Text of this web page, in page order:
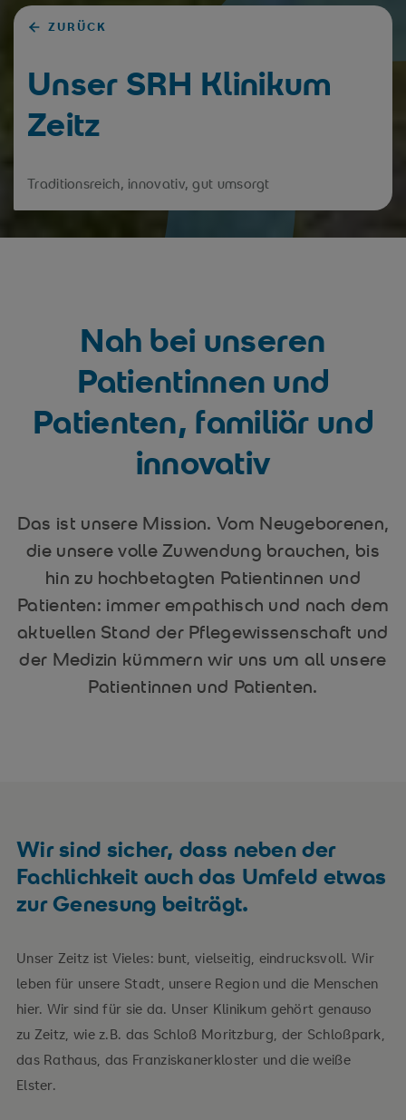
ZURÜCK
Unser SRH Klinikum
Zeitz
Traditionsreich, innovativ, gut umsorgt
Nah bei unseren
Patientinnen und
Patienten, familiär und
innovativ
Das ist unsere Mission. Vom Neugeborenen,
die unsere volle Zuwendung brauchen, bis
hin zu hochbetagten Patientinnen und
Patienten: immer empathisch und nach dem
aktuellen Stand der Pflegewissenschaft und
der Medizin kümmern wir uns um all unsere
Patientinnen und Patienten.
Wir sind sicher, dass neben der
Fachlichkeit auch das Umfeld etwas
zur Genesung beiträgt.
Unser Zeitz ist Vieles: bunt, vielseitig, eindrucksvoll. Wir
leben für unsere Stadt, unsere Region und die Menschen
hier. Wir sind für sie da. Unser Klinikum gehört genauso
zu Zeitz, wie z.B. das Schloß Moritzburg, der Schloßpark,
das Rathaus, das Franziskanerkloster und die weiße
Elster.